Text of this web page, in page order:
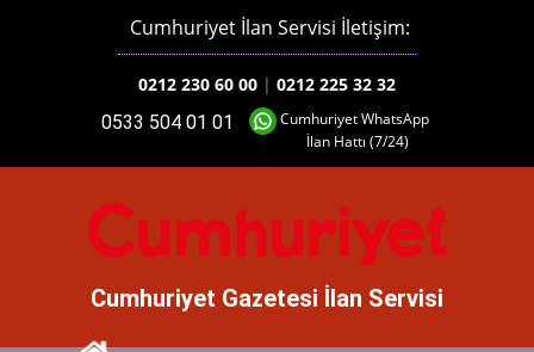
Cumhuriyet WhatsApp
İlan Hattı (7/24)
0533 504 01 01
Cumhuriyet İlan Servisi İletişim:
0212 230 60 00 | 0212 225 32 32
Cumhuriyet Gazetesi İlan Servisi